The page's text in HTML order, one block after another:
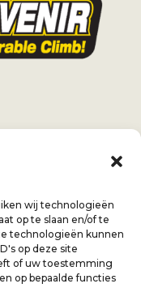
wij technologieën
op te slaan en/of te
technologieën kunnen
op deze site
of uw toestemming
op bepaalde functies